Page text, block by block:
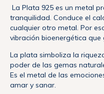
La Plata 925 es un metal
tranquilidad. Conduce el
cualquier otro metal. Por
vibración bioenergética
La plata simboliza la
poder de las gemas
Es el metal de las
amar y sanar.